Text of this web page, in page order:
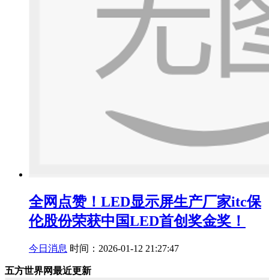
全网点赞！LED显示屏生产厂家itc保
伦股份荣获中国LED首创奖金奖！
今日消息 时间：2026-01-12 21:27:47
五方世界网最近更新